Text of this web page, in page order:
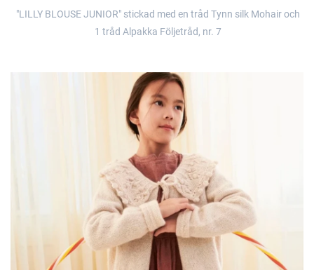
"LILLY BLOUSE JUNIOR" stickad med en tråd Tynn silk Mohair och
1 tråd Alpakka Följetråd, nr. 7